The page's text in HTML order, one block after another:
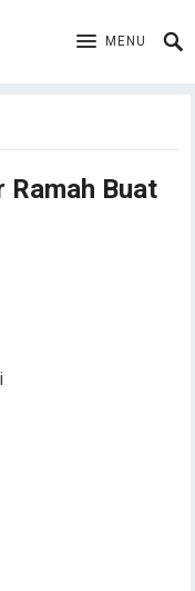
MENU
Ramah Buat